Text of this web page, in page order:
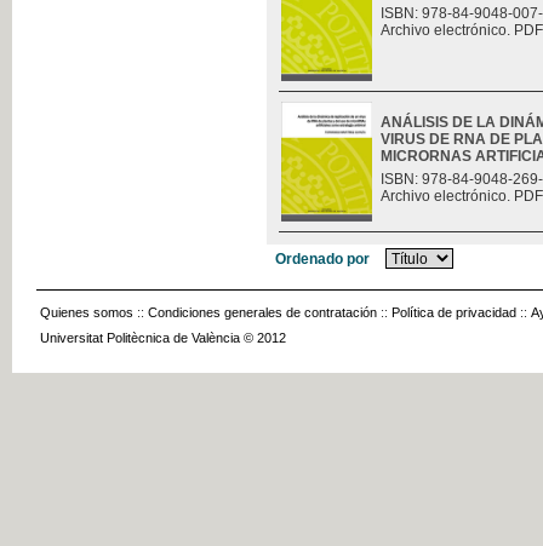
ISBN: 978-84-9048-
Archivo electrónico.
ANÁLISIS DE LA
VIRUS DE RNA DE
MICRORNAS
ISBN: 978-84-9048-
Archivo electrónico.
Ordenado por
Quienes somos :: Condiciones generales de contratación :: Política de privacidad ::
Universitat Politècnica de València © 2012